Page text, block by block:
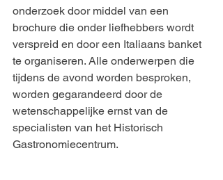
onderzoek door middel van een
brochure die onder liefhebbers wordt
verspreid en door een Italiaans banket
te organiseren. Alle onderwerpen die
tijdens de avond worden besproken,
worden gegarandeerd door de
wetenschappelijke ernst van de
specialisten van het Historisch
Gastronomiecentrum.